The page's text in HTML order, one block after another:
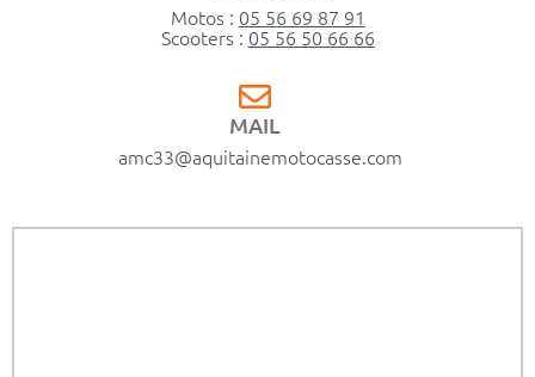
Motos : 05 56 69 87 91
Scooters : 05 56 50 66 66
MAIL
amc33@aquitainemotocasse.com